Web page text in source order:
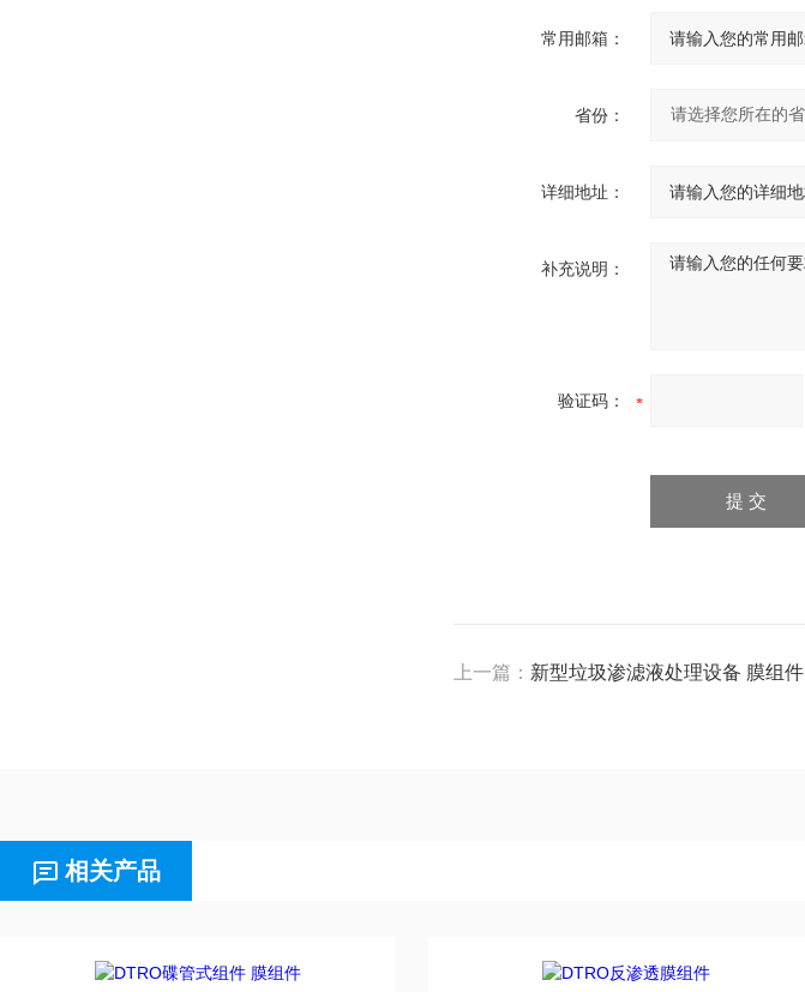
常用邮箱：
省份：
详细地址：
补充说明：
验证码：
上一篇： 新型垃圾渗滤液处理设备 膜组件
相关产品